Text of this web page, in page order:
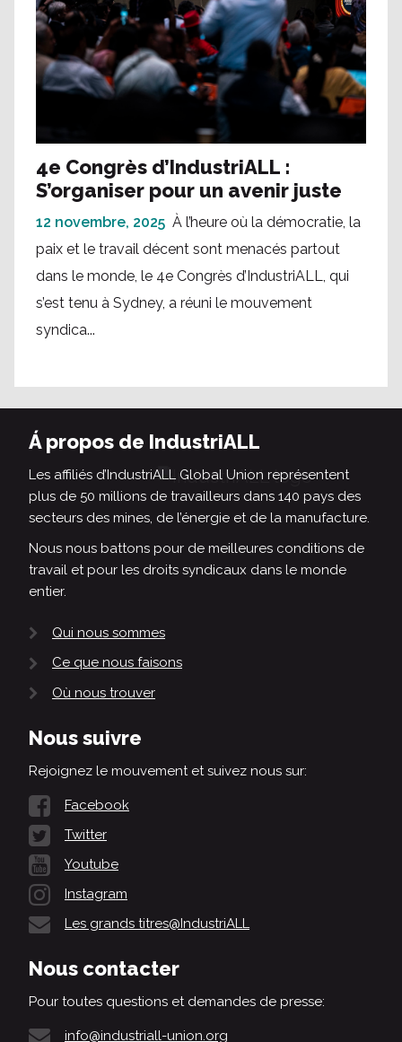
4e Congrès d’IndustriALL :
S’organiser pour un avenir juste
12 novembre, 2025 À l’heure où la démocratie, la
paix et le travail décent sont menacés partout
dans le monde, le 4e Congrès d’IndustriALL, qui
s’est tenu à Sydney, a réuni le mouvement
syndica...
Á propos de IndustriALL
Les affiliés d’IndustriALL Global Union représentent
plus de 50 millions de travailleurs dans 140 pays des
secteurs des mines, de l’énergie et de la manufacture.
Nous nous battons pour de meilleures conditions de
travail et pour les droits syndicaux dans le monde
entier.
Qui nous sommes
Ce que nous faisons
Où nous trouver
Nous suivre
Rejoignez le mouvement et suivez nous sur:
Facebook
Twitter
Youtube
Instagram
Les grands titres@IndustriALL
Nous contacter
Pour toutes questions et demandes de presse:
info@industriall-union.org